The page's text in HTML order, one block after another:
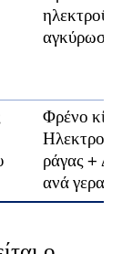
αγκύρωσης
Φρένο
ράγας +
ανά